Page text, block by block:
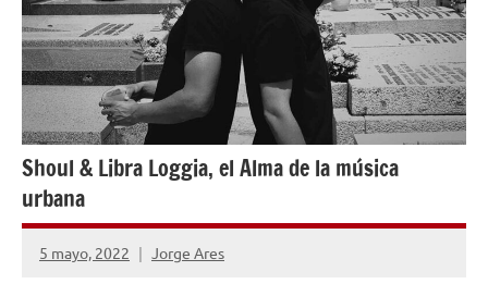
Shoul & Libra Loggia, el Alma de la música
urbana
5 mayo, 2022 Jorge Ares
No